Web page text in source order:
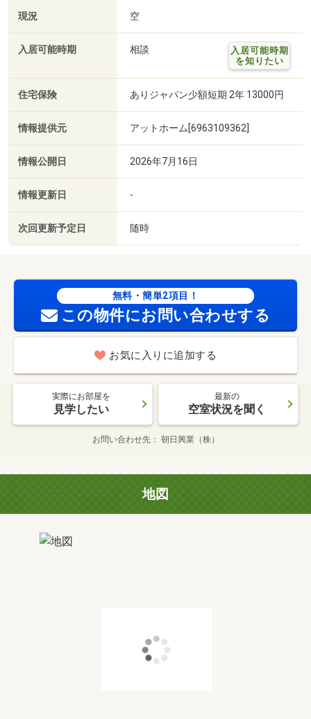
現況 空
入居可能時期 相談
入居可能時期
を知りたい
住宅保険 ありジャパン少額短期 2年 13000円
情報提供元 アットホーム[6963109362]
情報公開日 2026年7月16日
情報更新日 -
次回更新予定日 随時
無料・簡単2項目！
この物件にお問い合わせする
お気に入りに追加する
実際にお部屋を
見学したい
最新の
空室状況を聞く
お問い合わせ先 朝日興業（株）
地図